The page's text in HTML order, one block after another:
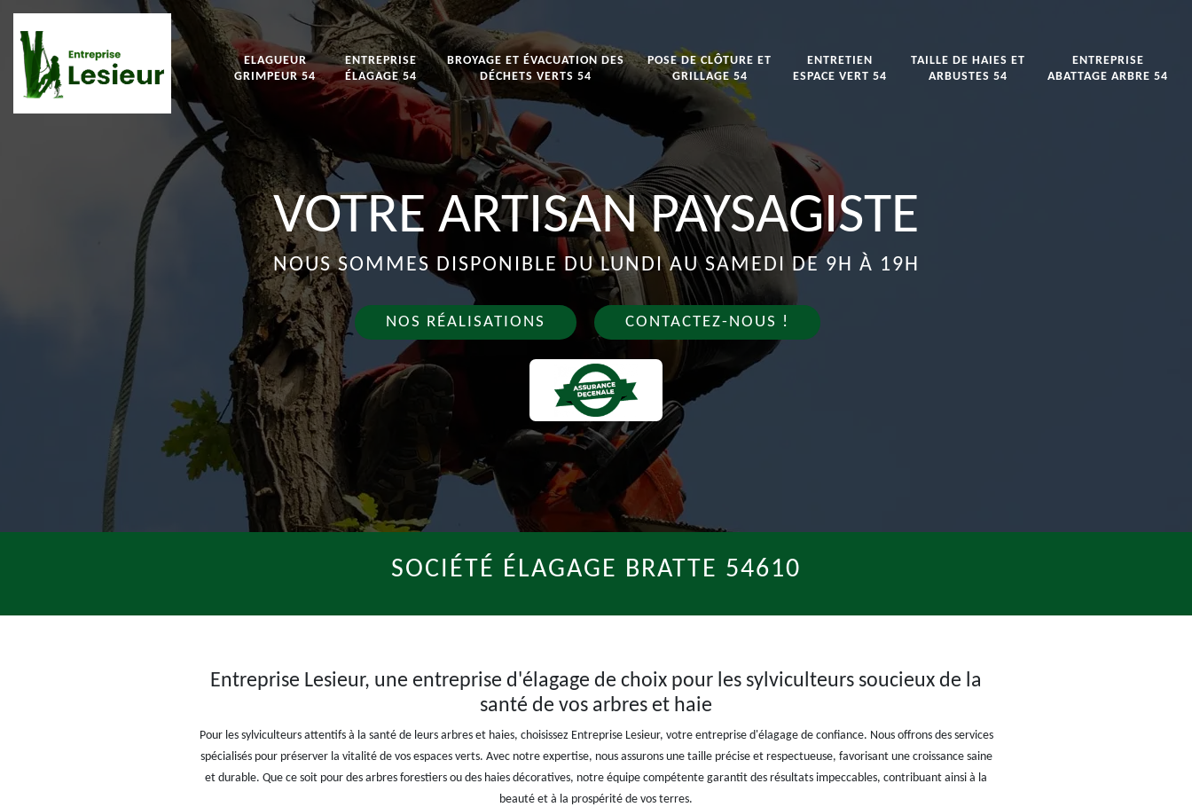
ELAGUEUR
GRIMPEUR 54
ENTREPRISE
ÉLAGAGE 54
BROYAGE ET ÉVACUATION DES
DÉCHETS VERTS 54
POSE DE CLÔTURE ET
GRILLAGE 54
ENTRETIEN
ESPACE VERT 54
TAILLE DE HAIES ET
ARBUSTES 54
ENTREPRISE
ABATTAGE ARBRE 54
VOTRE ARTISAN PAYSAGISTE
NOUS SOMMES DISPONIBLE DU LUNDI AU SAMEDI DE 9H À 19H
NOS RÉALISATIONS CONTACTEZ-NOUS !
SOCIÉTÉ ÉLAGAGE BRATTE 54610
Entreprise Lesieur, une entreprise d'élagage de choix pour les sylviculteurs soucieux de la
santé de vos arbres et haie
Pour les sylviculteurs attentifs à la santé de leurs arbres et haies, choisissez Entreprise Lesieur, votre entreprise d'élagage de confiance. Nous offrons des services
spécialisés pour préserver la vitalité de vos espaces verts. Avec notre expertise, nous assurons une taille précise et respectueuse, favorisant une croissance saine
et durable. Que ce soit pour des arbres forestiers ou des haies décoratives, notre équipe compétente garantit des résultats impeccables, contribuant ainsi à la
beauté et à la prospérité de vos terres.